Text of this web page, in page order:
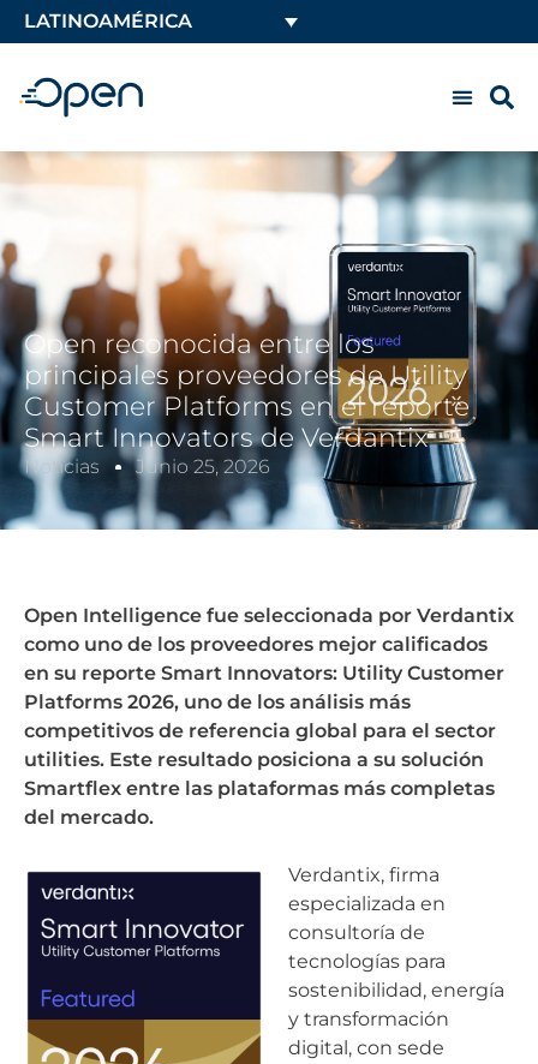
LATINOAMÉRICA
Open reconocida entre los
principales proveedores de Utility
Customer Platforms en el reporte
Smart Innovators de Verdantix
Noticias Junio 25, 2026
Open Intelligence fue seleccionada por Verdantix
como uno de los proveedores mejor calificados
en su reporte Smart Innovators: Utility Customer
Platforms 2026, uno de los análisis más
competitivos de referencia global para el sector
utilities. Este resultado posiciona a su solución
Smartflex entre las plataformas más completas
del mercado.
Verdantix, firma
especializada en
consultoría de
tecnologías para
sostenibilidad, energía
y transformación
digital, con sede